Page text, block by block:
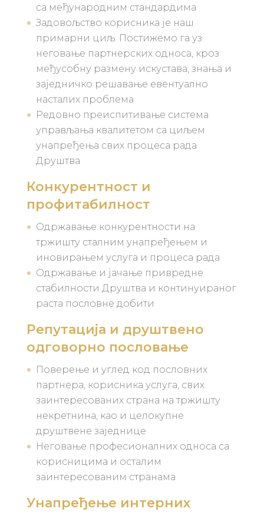
са међународним стандардима
Задовољство корисника је наш
примарни циљ. Постижемо га уз
неговање партнерских односа, кроз
међусобну размену искустава, знања и
заједничко решавање евентуално
насталих проблема
Редовно преиспитивање система
управљања квалитетом са циљем
унапређења свих процеса рада
Друштва
Конкурентност и
профитабилност
Одржавање конкурентности на
тржишту сталним унапређењем и
иновирањем услуга и процеса рада
Одржавање и јачање привредне
стабилности Друштва и континуираног
раста пословне добити
Репутација и друштвено
одговорно пословање
Поверење и углед код пословних
партнера, корисника услуга, свих
заинтересованих страна на тржишту
некретнина, као и целокупне
друштвене заједнице
Неговање професионалних односа са
корисницима и осталим
заинтересованим странама
Унапређење интерних